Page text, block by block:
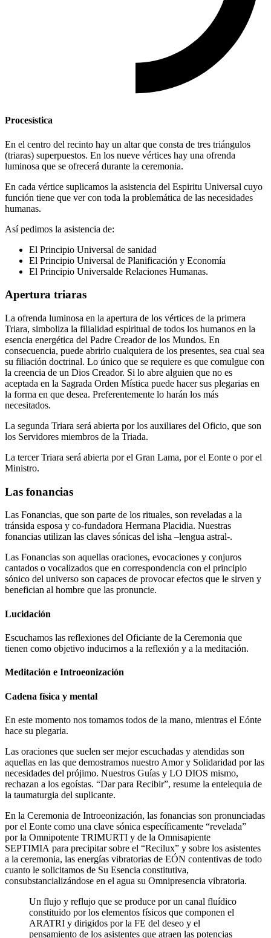
Procesística
En el centro del recinto hay un altar que consta de tres triángulos
(triaras) superpuestos. En los nueve vértices hay una ofrenda
luminosa que se ofrecerá durante la ceremonia.
En cada vértice suplicamos la asistencia del Espiritu Universal cuyo
función tiene que ver con toda la problemática de las necesidades
humanas.
Así pedimos la asistencia de:
El Principio Universal de sanidad
El Principio Universal de Planificación y Economía
El Principio Universalde Relaciones Humanas.
Apertura triaras
La ofrenda luminosa en la apertura de los vértices de la primera
Triara, simboliza la filialidad espiritual de todos los humanos en la
esencia energética del Padre Creador de los Mundos. En
consecuencia, puede abrirlo cualquiera de los presentes, sea cual sea
su filiación doctrinal. Lo único que se requiere es que comulgue con
la creencia de un Dios Creador. Si lo abre alguien que no es
aceptada en la Sagrada Orden Mística puede hacer sus plegarias en
la forma en que desea. Preferentemente lo harán los más
necesitados.
La segunda Triara será abierta por los auxiliares del Oficio, que son
los Servidores miembros de la Triada.
La tercer Triara será abierta por el Gran Lama, por el Eonte o por el
Ministro.
Las fonancias
Las Fonancias, que son parte de los rituales, son reveladas a la
tránsida esposa y co-fundadora Hermana Placidia. Nuestras
fonancias utilizan las claves sónicas del isha –lengua astral-.
Las Fonancias son aquellas oraciones, evocaciones y conjuros
cantados o vocalizados que en correspondencia con el principio
sónico del universo son capaces de provocar efectos que le sirven y
benefician al hombre que las pronuncie.
Lucidación
Escuchamos las reflexiones del Oficiante de la Ceremonia que
tienen como objetivo inducirnos a la reflexión y a la meditación.
Meditación e Introeonización
Cadena física y mental
En este momento nos tomamos todos de la mano, mientras el Eónte
hace su plegaria.
Las oraciones que suelen ser mejor escuchadas y atendidas son
aquellas en las que demostramos nuestro Amor y Solidaridad por las
necesidades del prójimo. Nuestros Guías y LO DIOS mismo,
rechazan a los egoístas. “Dar para Recibir”, resume la entelequia de
la taumaturgia del suplicante.
En la Ceremonia de Introeonización, las fonancias son pronunciadas
por el Eonte como una clave sónica específicamente “revelada”
por la Omnipotente TRIMURTI y de la Omnisapiente
SEPTIMIA para precipitar sobre el “Recilux” y sobre los asistentes
a la ceremonia, las energías vibratorias de EÓN contentivas de todo
cuanto le solicitamos de Su Esencia constitutiva,
consubstancializándose en el agua su Omnipresencia vibratoria.
Un flujo y reflujo que se produce por un canal fluídico
constituido por los elementos físicos que componen el
ARATRI y dirigidos por la FE del deseo y el
pensamiento de los asistentes que atraen las potencias